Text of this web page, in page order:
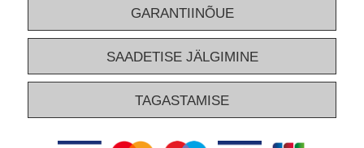
GARANTIINÕUE
SAADETISE JÄLGIMINE
TAGASTAMISE